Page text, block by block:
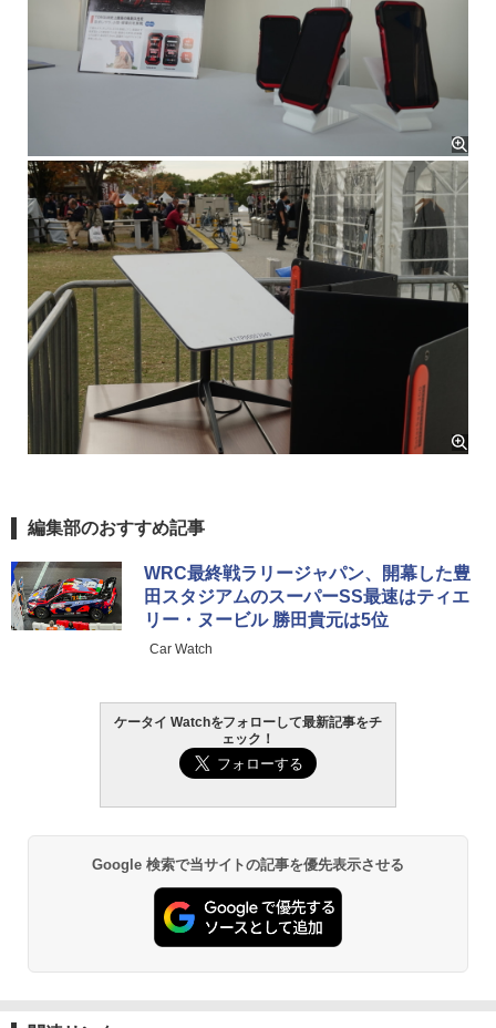
編集部のおすすめ記事
WRC最終戦ラリージャパン、開幕した豊
田スタジアムのスーパーSS最速はティエ
リー・ヌービル 勝田貴元は5位
Car Watch
ケータイ Watchをフォローして最新記事をチ
ェック！
Google 検索で当サイトの記事を優先表示させる